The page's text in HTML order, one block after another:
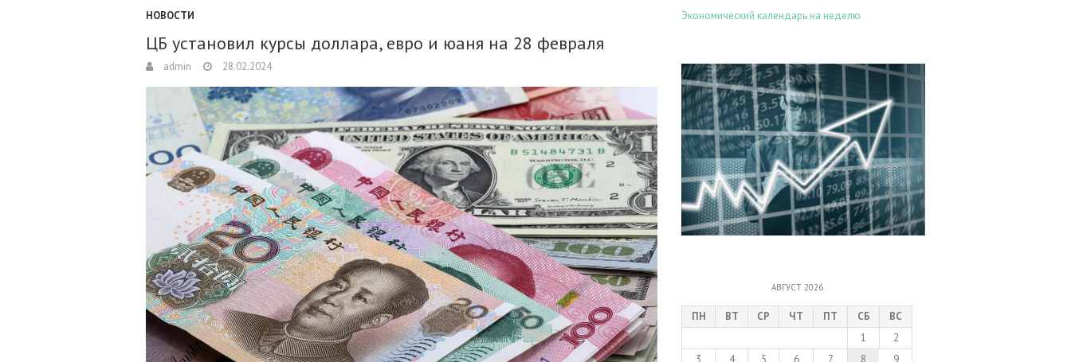
НОВОСТИ
ЦБ установил курсы доллара, евро и юаня на 28 февраля
admin 28.02.2024
Экономический календарь на неделю
АВГУСТ 2026
ПН ВТ СР ЧТ ПТ СБ
ВС
1
2
3
4 5 6 7 8
9